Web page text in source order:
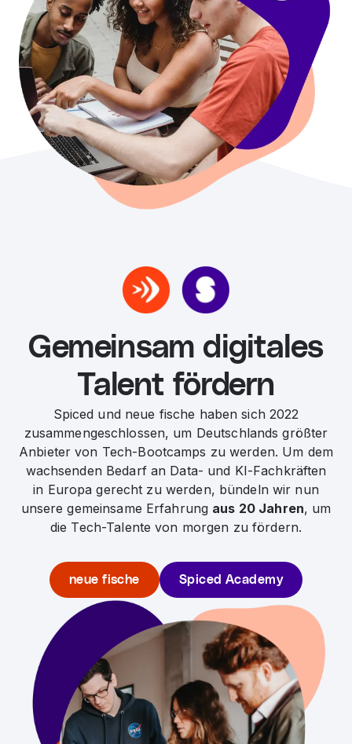
Gemeinsam digitales
Talent fördern
Spiced und neue fische haben sich 2022
zusammengeschlossen, um Deutschlands größter
Anbieter von Tech-Bootcamps zu werden. Um dem
wachsenden Bedarf an Data- und KI-Fachkräften
in Europa gerecht zu werden, bündeln wir nun
unsere gemeinsame Erfahrung aus 20 Jahren, um
die Tech-Talente von morgen zu fördern.
neue fische Spiced Academy